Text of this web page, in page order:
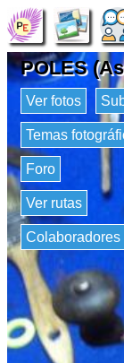
POLES
Ver fotos
Temas
Foro
Ver rutas
Colaboradores